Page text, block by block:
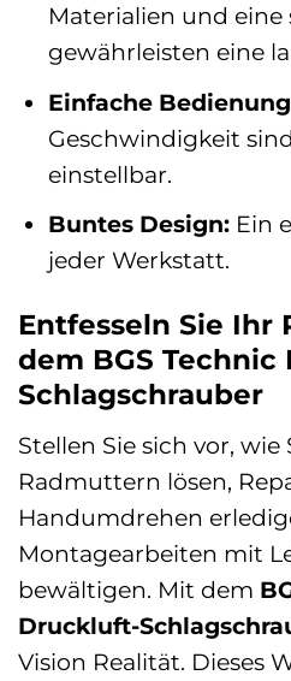
Materialien und
gewährleisten eine
Einfache
Geschwindigkeit
einstellbar.
Buntes Design:Ein
jeder Werkstatt.
Entfesseln Sie Ihr
dem BGS
Schlagschrauber
Stellen Sie sich vor, wie
Radmuttern lösen,
Handumdrehen
Montagearbeiten mit
bewältigen. Mit dem
Druckluft-
Vision Realität. Dieses